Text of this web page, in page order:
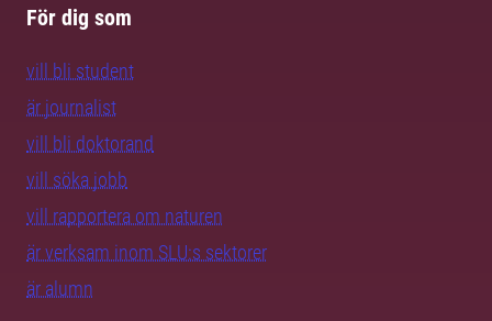
För dig som
vill bli student
är journalist
vill bli doktorand
vill söka jobb
vill rapportera om naturen
är verksam inom SLU:s sektorer
är alumn